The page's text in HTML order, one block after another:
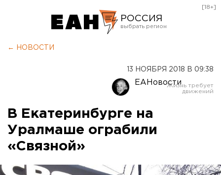
РОССИЯ
Оренбург
[18+]
← НОВОСТИ
13 НОЯБРЯ 2018 В 09:38
ЕАНовости
В Екатеринбурге на
Уралмаше ограбили
«Связной»